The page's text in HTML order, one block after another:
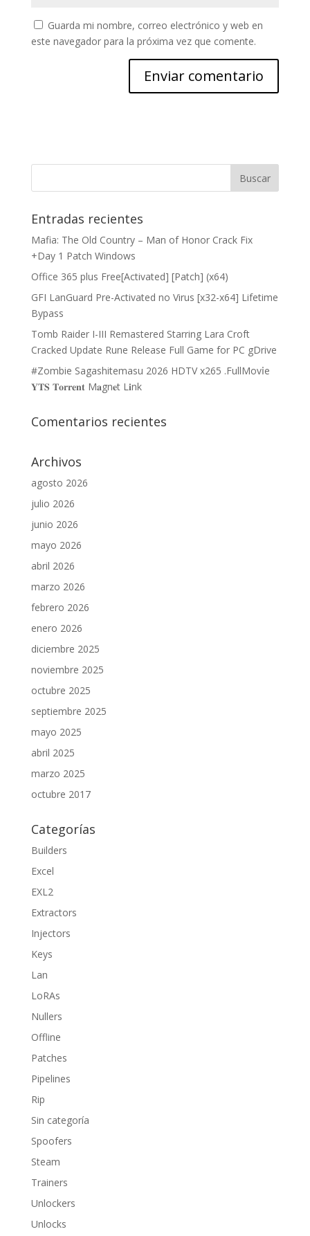
Guarda mi nombre, correo electrónico y web en
este navegador para la próxima vez que comente.
Entradas recientes
Mafia: The Old Country – Man of Honor Crack Fix
+Day 1 Patch Windows
Office 365 plus Free[Activated] [Patch] (x64)
GFI LanGuard Pre-Activated no Virus [x32-x64] Lifetime
Bypass
Tomb Raider I-III Remastered Starring Lara Croft
Cracked Update Rune Release Full Game for PC gDrive
#Zombie Sagashitemasu 2026 HDTV x265 .FullMov𝗂e
𝐘𝐓𝐒 𝐓𝐨𝐫𝐫𝐞𝐧𝐭 M𝐚gn𝐞t L𝐢nk
Comentarios recientes
Archivos
agosto 2026
julio 2026
junio 2026
mayo 2026
abril 2026
marzo 2026
febrero 2026
enero 2026
diciembre 2025
noviembre 2025
octubre 2025
septiembre 2025
mayo 2025
abril 2025
marzo 2025
octubre 2017
Categorías
Builders
Excel
EXL2
Extractors
Injectors
Keys
Lan
LoRAs
Nullers
Offline
Patches
Pipelines
Rip
Sin categoría
Spoofers
Steam
Trainers
Unlockers
Unlocks